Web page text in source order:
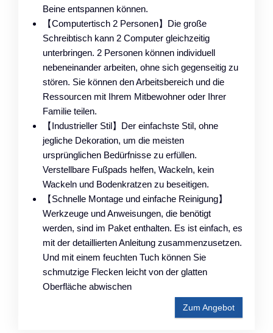
Beine entspannen können.
【Computertisch 2 Personen】Die große
Schreibtisch kann 2 Computer gleichzeitig
unterbringen. 2 Personen können individuell
nebeneinander arbeiten, ohne sich gegenseitig zu
stören. Sie können den Arbeitsbereich und die
Ressourcen mit Ihrem Mitbewohner oder Ihrer
Familie teilen.
【Industrieller Stil】Der einfachste Stil, ohne
jegliche Dekoration, um die meisten
ursprünglichen Bedürfnisse zu erfüllen.
Verstellbare Fußpads helfen, Wackeln, kein
Wackeln und Bodenkratzen zu beseitigen.
【Schnelle Montage und einfache Reinigung】
Werkzeuge und Anweisungen, die benötigt
werden, sind im Paket enthalten. Es ist einfach, es
mit der detaillierten Anleitung zusammenzusetzen.
Und mit einem feuchten Tuch können Sie
schmutzige Flecken leicht von der glatten
Oberfläche abwischen
Zum Angebot